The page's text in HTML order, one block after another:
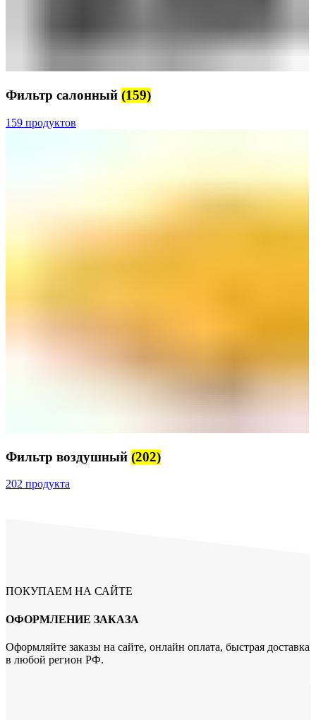
Фильтр салонный (159)
159 продуктов
Фильтр воздушный (202)
202 продукта
ПОКУПАЕМ НА САЙТЕ
ОФОРМЛЕНИЕ ЗАКАЗА
Оформляйте заказы на сайте, онлайн оплата, быстрая доставка
в любой регион РФ.